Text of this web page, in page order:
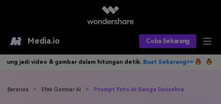
Media.io Coba Sekarang
Alat AI
AI Video
Produk AI
dalam hitungan detik.Buat Sekarang>> Tulis idemu, AI
Beranda > Efek Gambar AI > Prompt Foto AI Ganga Dussehra